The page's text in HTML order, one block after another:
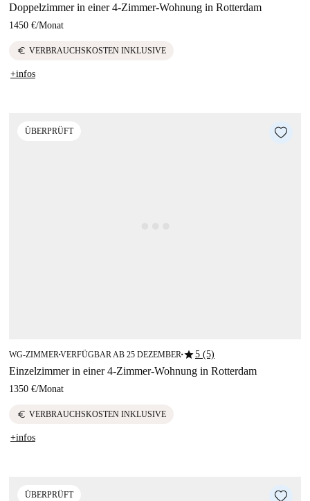
Doppelzimmer in einer 4-Zimmer-Wohnung in Rotterdam
1450 €/Monat
euro VERBRAUCHSKOSTEN INKLUSIVE
+infos
ÜBERPRÜFT
WG-ZIMMER■VERFÜGBAR AB 25 DEZEMBER■star5 (5)
Einzelzimmer in einer 4-Zimmer-Wohnung in Rotterdam
1350 €/Monat
euro VERBRAUCHSKOSTEN INKLUSIVE
+infos
ÜBERPRÜFT